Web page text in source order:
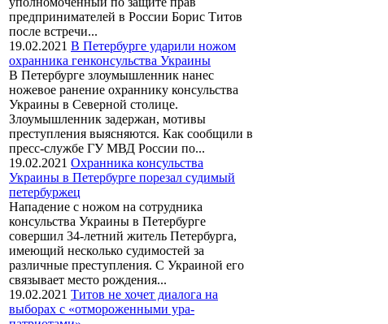
предпринимателей в России Борис Титов
после встречи...
19.02.2021 В Петербурге ударили ножом
охранника генконсульства Украины
В Петербурге злоумышленник нанес
ножевое ранение охраннику консульства
Украины в Северной столице.
Злоумышленник задержан, мотивы
преступления выясняются. Как сообщили в
пресс-службе ГУ МВД России по...
19.02.2021 Охранника консульства
Украины в Петербурге порезал судимый
петербуржец
Нападение с ножом на сотрудника
консульства Украины в Петербурге
совершил 34-летний житель Петербурга,
имеющий несколько судимостей за
различные преступления. С Украиной его
связывает место рождения...
19.02.2021 Титов не хочет диалога на
выборах с «отмороженными ура-